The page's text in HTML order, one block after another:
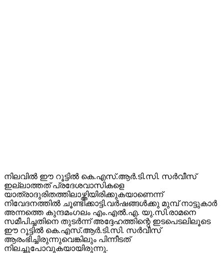
നിലവിൽ ഈ റൂട്ടിൽ കെ.എസ്.ആർ.ടി.സി. സർവീസ്
ഇല്ലാത്തത് പ്രദേശവാസികളെ
യാത്രാദുരിതത്തിലാഴ്ത്തിയിരിക്കുകയാണെന്ന്
നിവേദനത്തിൽ ചൂണ്ടിക്കാട്ടി.വർഷങ്ങൾക്കു മുമ്പ് നാട്ടുകാർ
അന്നത്തെ കുന്ദമംഗലം എം.എൽ.എ. യു.സി.രാമനെ
സമീപിച്ചതിനെ തുടർന്ന് അദ്ദേഹത്തിന്റെ ഇടപെടലിലൂടെ
ഈ റൂട്ടിൽ കെ.എസ്.ആർ.ടി.സി. സർവീസ്
ആരംഭിച്ചിരുന്നുവെങ്കിലും പിന്നീടത്
നിലച്ചുപോവുകയായിരുന്നു.